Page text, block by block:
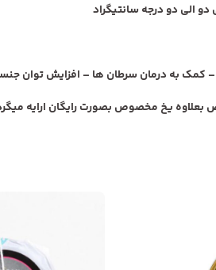
الی دو درجه سانتیگراد
به درمان سرطان ها – افزایش توان
یخ مخصوص بصورت رایگان ارایه